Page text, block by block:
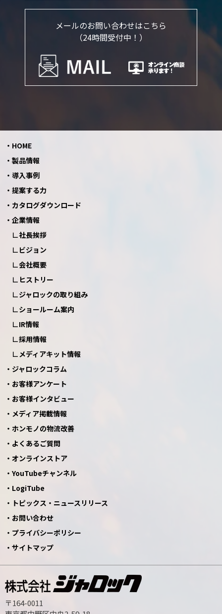
メールのお問い合わせはこちら
（24時間受付中！）
HOME
製品情報
導入事例
提案する力
カタログダウンロード
企業情報
社長挨拶
ビジョン
会社概要
ヒストリー
ジャロックの取り組み
ショールーム案内
IR情報
採用情報
メディアキット情報
ジャロックコラム
お客様アンケート
お客様インタビュー
メディア掲載情報
ホンモノの物流改善
よくあるご質問
オンラインストア
YouTubeチャンネル
LogiTube
トピックス・ニュースリリース
お問い合わせ
プライバシーポリシー
サイトマップ
〒164-0011